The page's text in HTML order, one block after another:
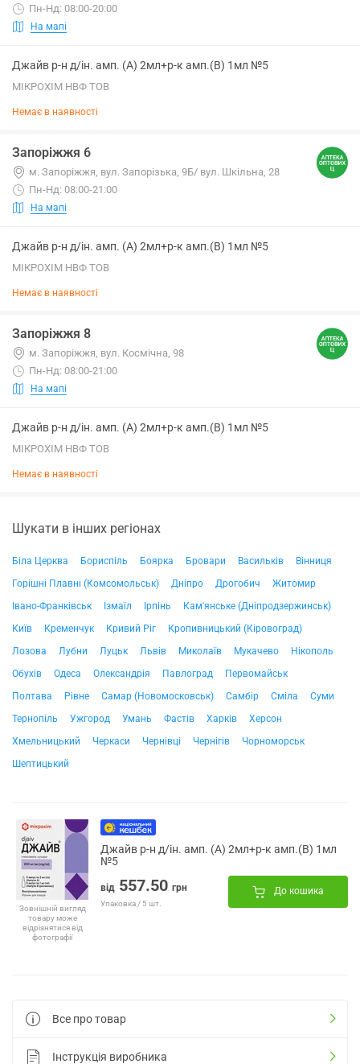
Пн-Нд: 08:00-20:00
На мапі
Джайв р-н д/ін. амп. (А) 2мл+р-к амп.(В) 1мл №5
МІКРОХІМ НВФ ТОВ
Немає в наявності
Запоріжжя 6
м. Запоріжжя, вул. Запорізька, 9Б/ вул. Шкільна, 28
Пн-Нд: 08:00-21:00
На мапі
Джайв р-н д/ін. амп. (А) 2мл+р-к амп.(В) 1мл №5
МІКРОХІМ НВФ ТОВ
Немає в наявності
Запоріжжя 8
м. Запоріжжя, вул. Космічна, 98
Пн-Нд: 08:00-21:00
На мапі
Джайв р-н д/ін. амп. (А) 2мл+р-к амп.(В) 1мл №5
МІКРОХІМ НВФ ТОВ
Немає в наявності
Шукати в інших регіонах
Біла Церква Бориспіль Боярка Бровари Васильків
Вінниця
Горішні Плавні (Комсомольськ)
Дніпро Дрогобич
Житомир
Івано-Франківськ
Ізмаїл Ірпінь
Кам'янське (Дніпродзержинськ)
Київ
Кременчук Кривий Ріг
Кропивницький (Кіровоград)
Лозова
Лубни Луцьк Львів Миколаїв Мукачево
Нікополь
Обухів
Одеса Олександрія Павлоград
Первомайськ
Полтава
Рівне Самар (Новомосковськ) Самбір Сміла
Суми
Тернопіль
Ужгород Умань Фастів Харків
Херсон
Хмельницький
Черкаси Чернівці Чернігів
Чорноморськ
Шептицький
Зовнішній вигляд
товару може
відрізнятися від
фотографії
Джайв р-н д/ін. амп. (А) 2мл+р-к амп.(В) 1мл
№5
від 557.50 грн
Упаковка / 5 шт.
До кошика
Все про товар
Інструкція виробника